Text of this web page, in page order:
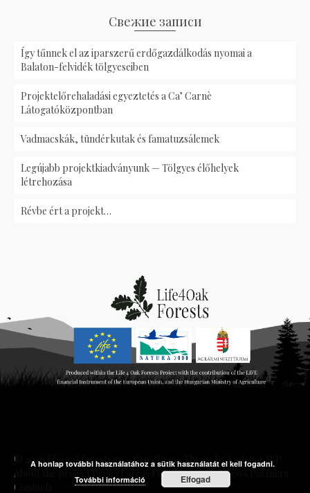
Свежие записи
Így tűnnek el az iparszerű erdőgazdálkodás nyomai a
Balaton-felvidék tölgyeseiben
Projektelőrehaladási egyeztetés a Ca’ Carnè
Látogatóközpontban
Vadmacskák, tündérkutak és famatuzsálemek
Legújabb projektkiadványunk — Tölgyes élőhelyek
létrehozása
Révbe ért a projekt…
© 2026 life4oakforests.eu - WordPress Theme byKadence WP
About the project
Flagship speciesNews
Contacts
A honlap további használatához a sütik használatát el kell fogadni.
További információ
Elfogad